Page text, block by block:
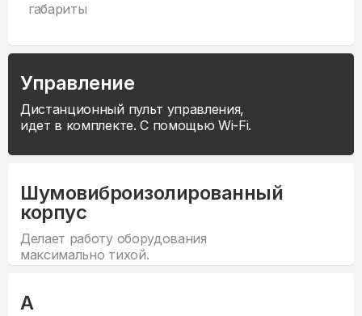
габариты
Управление
Дистанционный пульт управления,
идет в комплекте. С помощью Wi-Fi.
Шумовиброизолированный
корпус
Делает работу оборудования
максимально тихой.
А